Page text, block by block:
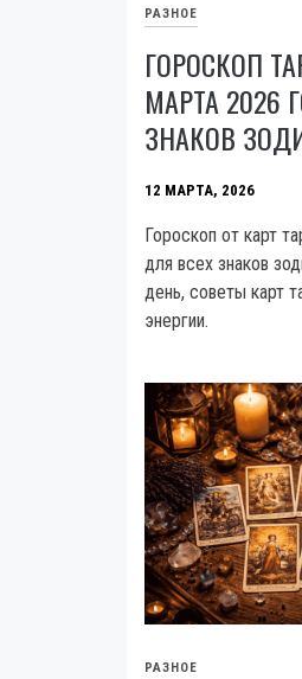
РАЗНОЕ
ГОРОСКОП
МАРТА 2026
ЗНАКОВ
12 МАРТА, 2026
Гороскоп от карт
для всех знаков
день, советы карт
энергии.
РАЗНОЕ